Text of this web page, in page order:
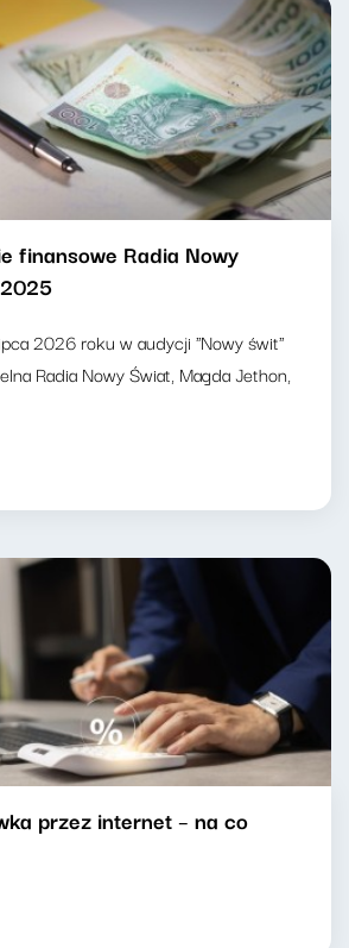
finansowe Radia Nowy
2026 roku w audycji "Nowy świt"
Radia Nowy Świat, Magda Jethon,
przez internet – na co